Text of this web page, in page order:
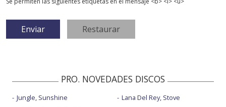
PRO. NOVEDADES DISCOS
Jungle, Sunshine
Lana Del Rey, Stove